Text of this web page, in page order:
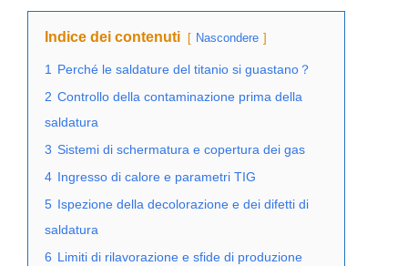
Indice dei contenuti Nascondere
1
Perché le saldature del titanio si guastano？
2 Controllo della contaminazione prima della
saldatura
3 Sistemi di schermatura e copertura dei gas
4 Ingresso di calore e parametri TIG
5 Ispezione della decolorazione e dei difetti di
saldatura
6 Limiti di rilavorazione e sfide di produzione